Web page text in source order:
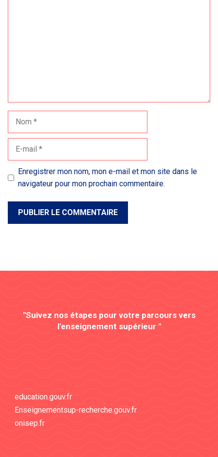
Nom
Enregistrer mon nom, mon e-mail et mon site dans le
navigateur pour mon prochain commentaire.
"Suivez nos étapes pour votre parcours vers
l'enseignement supérieur "
education.gouv.fr
Enseignementsup-recherche.gouv.fr
onisep.fr